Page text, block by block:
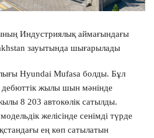
Индустриялық аймағындағы
зауытында шығарылады
Hyundai Mufasa болды. Бұл
дебюттік жылы шын мәнінде
8 203 автокөлік сатылды.
желісінде сенімді түрде
ең көп сатылатын